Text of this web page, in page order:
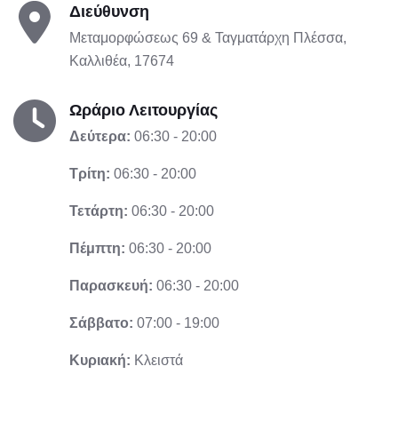
Διεύθυνση
Μεταμορφώσεως 69 & Ταγματάρχη Πλέσσα,
Καλλιθέα, 17674
Ωράριο Λειτουργίας
Δεύτερα: 06:30 - 20:00
Τρίτη: 06:30 - 20:00
Τετάρτη: 06:30 - 20:00
Πέμπτη: 06:30 - 20:00
Παρασκευή: 06:30 - 20:00
Σάββατο: 07:00 - 19:00
Κυριακή: Κλειστά